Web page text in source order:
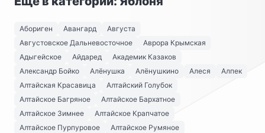
Абориген Авангард
Августа
Августовское Дальневосточное
Аврора Крымская
Адыгейское
Айдаред
Академик Казаков
Александр Бойко
Алёнушка Алёнушкино Алеся
Алпек
Алтайская Красавица
Алтайский Голубок
Алтайское Багряное
Алтайское Бархатное
Алтайское Зимнее
Алтайское Крапчатое
Алтайское Пурпуровое
Алтайское Румяное